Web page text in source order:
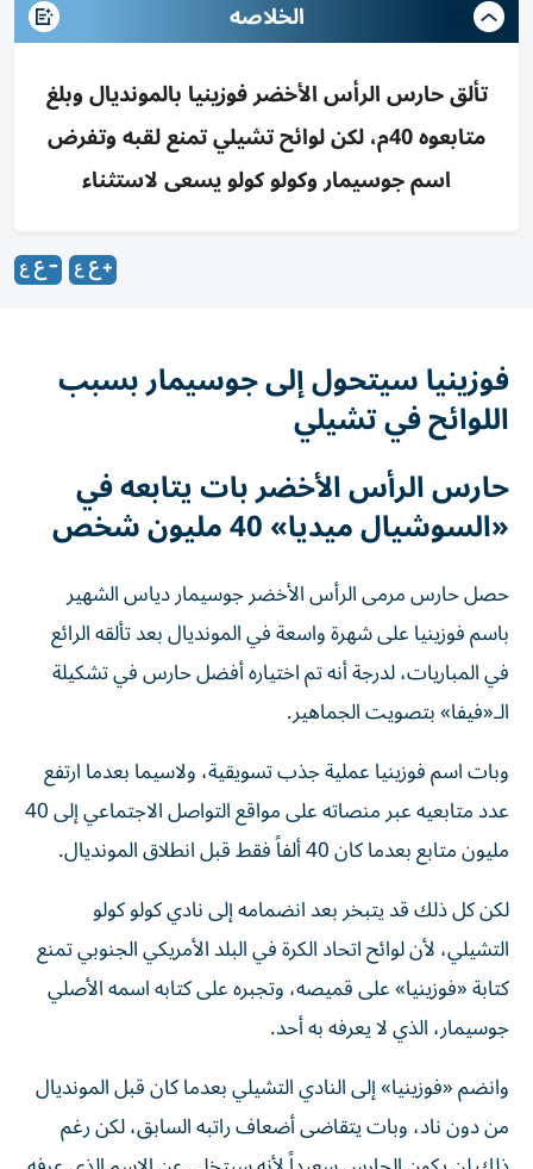
الخلاصه
تألق حارس الرأس الأخضر فوزينيا بالمونديال وبلغ
متابعوه 40م، لكن لوائح تشيلي تمنع لقبه وتفرض
اسم جوسيمار وكولو كولو يسعى لاستثناء
فوزينيا سيتحول إلى جوسيمار بسبب
اللوائح في تشيلي
حارس الرأس الأخضر بات يتابعه في
«السوشيال ميديا» 40 مليون شخص
حصل حارس مرمى الرأس الأخضر جوسيمار دياس الشهير
باسم فوزينيا على شهرة واسعة في المونديال بعد تألقه الرائع
في المباريات، لدرجة أنه تم اختياره أفضل حارس في تشكيلة
الـ«فيفا» بتصويت الجماهير.
وبات اسم فوزينيا عملية جذب تسويقية، ولاسيما بعدما ارتفع
عدد متابعيه عبر منصاته على مواقع التواصل الاجتماعي إلى 40
مليون متابع بعدما كان 40 ألفاً فقط قبل انطلاق المونديال.
لكن كل ذلك قد يتبخر بعد انضمامه إلى نادي كولو كولو
التشيلي، لأن لوائح اتحاد الكرة في البلد الأمريكي الجنوبي تمنع
كتابة «فوزينيا» على قميصه، وتجبره على كتابه اسمه الأصلي
جوسيمار، الذي لا يعرفه به أحد.
وانضم «فوزينيا» إلى النادي التشيلي بعدما كان قبل المونديال
من دون ناد، وبات يتقاضى أضعاف راتبه السابق، لكن رغم